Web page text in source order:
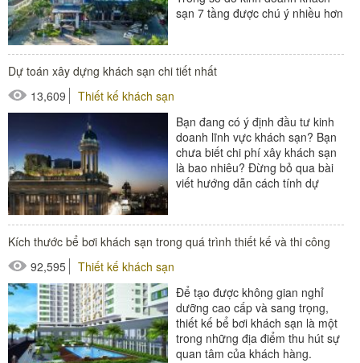
sạn 7 tầng được chú ý nhiều hơn
#thiết bị phòng tắm
Dự toán xây dựng khách sạn chi tiết nhất
13,609
Thiết kế khách sạn
Bạn đang có ý định đầu tư kinh
doanh lĩnh vực khách sạn? Bạn
chưa biết chi phí xây khách sạn
là bao nhiêu? Đừng bỏ qua bài
viết hướng dẫn cách tính dự
#thiết bị phòng tắm
Kích thước bể bơi khách sạn trong quá trình thiết kế và thi công
92,595
Thiết kế khách sạn
Để tạo được không gian nghỉ
dưỡng cao cấp và sang trọng,
thiết kế bể bơi khách sạn là một
trong những địa điểm thu hút sự
quan tâm của khách hàng.